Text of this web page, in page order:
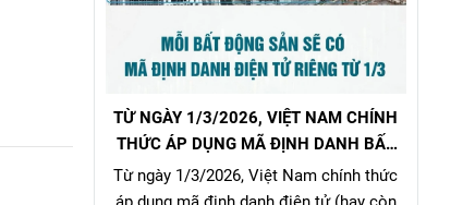
TỪ NGÀY 1/3/2026, VIỆT NAM CHÍNH
THỨC ÁP DỤNG MÃ ĐỊNH DANH BẤT
ĐỘNG SẢN
Từ ngày 1/3/2026, Việt Nam chính thức